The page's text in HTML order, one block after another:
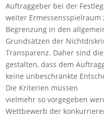
Auftraggeber bei der
weiter Ermessensspielraum
Begrenzung in den
Grundsätzen der
Transparenz. Daher sind
gestalten, dass dem
keine unbeschränkte
Die Kriterien müssen
vielmehr so vorgegeben
Wettbewerb der